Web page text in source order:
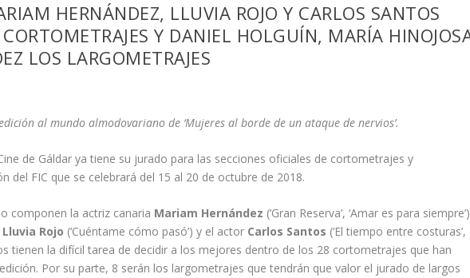
HERNÁNDEZ, LLUVIA ROJO Y CARLOS SANTOS
Y DANIEL HOLGUÍN, MARÍA
LOS LARGOMETRAJES
al mundo almodovariano de ‘Mujeres al borde de un ataque de nervios’.
de Gáldar ya tiene su jurado para las secciones oficiales de cortometrajes y
del FIC que se celebrará del 15 al 20 de octubre de 2018.
componen la actriz canaria Mariam Hernández (‘Gran Reserva’, ‘Amar es para
Lluvia Rojo (‘Cuéntame cómo pasó’) y el actor Carlos Santos (‘El tiempo entre costuras’,
tienen la difícil tarea de decidir a los mejores dentro de los 28 cortometrajes que han
Por su parte, 8 serán los largometrajes que tendrán que valor el jurado de largos